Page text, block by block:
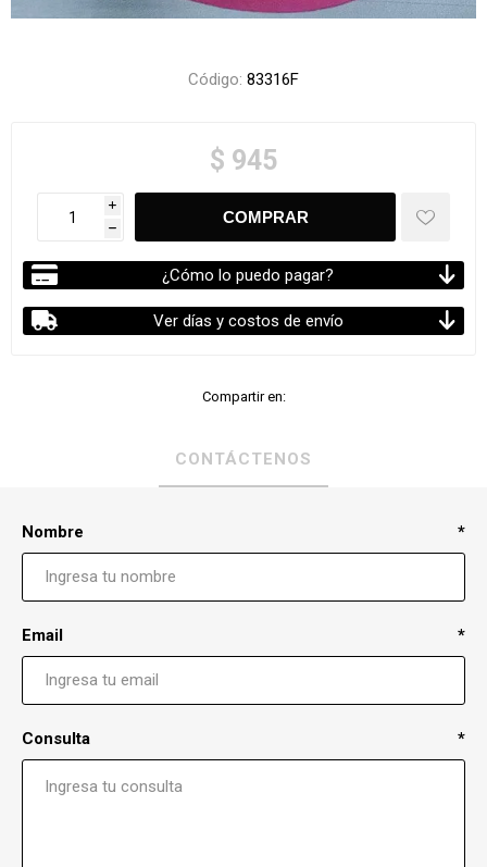
Código: 83316F
$ 945
i
h
¿Cómo lo puedo pagar?
Ver días y costos de envío
Compartir en:
CONTÁCTENOS
Nombre *
Email *
Consulta *